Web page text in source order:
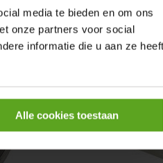
media te bieden en om ons
onze partners voor social
informatie die u aan ze heeft
Alle cookies toestaan